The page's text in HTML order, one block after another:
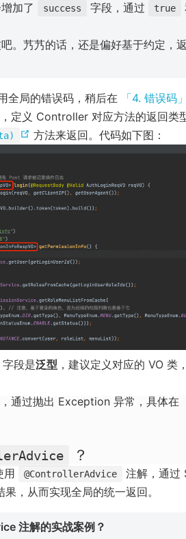
加了
success 字段，通过 true
。艿艿的话，还是偏好基于约定，
全局的错误码，稍后在 「4. 错误码」
定义 Controller 对应方法的返回类
(
e
n
n
e
w
w
i
n
d
w
)
方法来返回。代码如下图：
字段是泛型 ，建议定义对应的 VO 类
通过抛出 Exception 异常，具体在
？
用 @ControllerAdvice
注解，通过
，从而实现全局的统一返回。
注解的实战案例？